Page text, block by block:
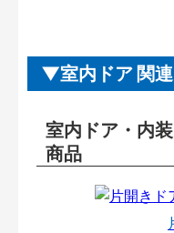
室内ドア 関
室内ドア・内
商品